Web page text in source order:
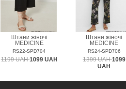
Штани жіночі
MEDICINE
RS22-SPD704
1199 UAH1099 UAH
Штани жіночі
MEDICINE
RS24-SPD706
1399 UAH1099
UAH